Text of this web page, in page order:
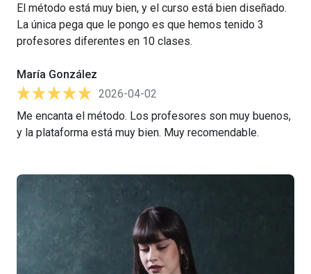
El método está muy bien, y el curso está bien diseñado.
La única pega que le pongo es que hemos tenido 3
profesores diferentes en 10 clases.
María González
2026-04-02
Me encanta el método. Los profesores son muy buenos,
y la plataforma está muy bien. Muy recomendable.